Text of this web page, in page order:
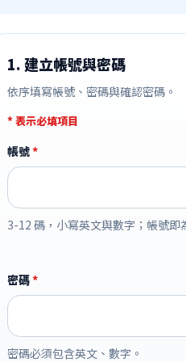
1. 建立帳號與密碼
依序填寫帳號、密碼與確認密碼。
* 表示必填項目
帳號*
3-12 碼，小寫英文與數字；帳號即
密碼*
密碼必須包含英文、數字。